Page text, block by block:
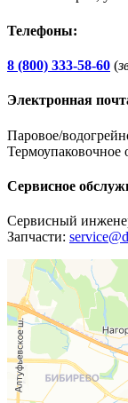
Телефоны:
8 (800) 333-58-60 (
Электронная
Паровое/
Термоупаковочное
Сервисное
Сервисный
Запчасти: